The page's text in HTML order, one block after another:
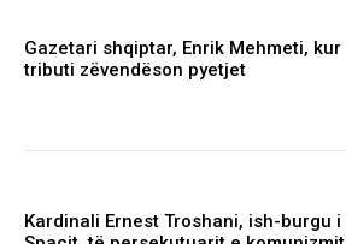
Gazetari shqiptar, Enrik Mehmeti, kur
tributi zëvendëson pyetjet
Kardinali Ernest Troshani, ish-burgu i